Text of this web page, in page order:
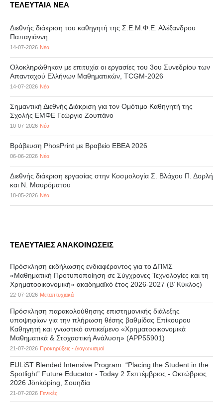
ΤΕΛΕΥΤΑΙΑ ΝΕΑ
Διεθνής διάκριση του καθηγητή της Σ.Ε.Μ.Φ.Ε. Αλέξανδρου
Παπαγιάννη
14-07-2026 Νέα
Ολοκληρώθηκαν με επιτυχία οι εργασίες του 3ου Συνεδρίου των
Απανταχού Ελλήνων Μαθηματικών, TCGM-2026
14-07-2026 Νέα
Σημαντική Διεθνής Διάκριση για τον Ομότιμο Καθηγητή της
Σχολής ΕΜΦΕ Γεώργιο Ζουπάνο
10-07-2026 Νέα
Βράβευση PhosPrint με Βραβείο ΕΒΕΑ 2026
06-06-2026 Νέα
Διεθνής διάκριση εργασίας στην Κοσμολογία Σ. Βλάχου Π. Δορλή
και Ν. Μαυρόματου
18-05-2026 Νέα
ΤΕΛΕΥΤΑΙΕΣ ΑΝΑΚΟΙΝΩΣΕΙΣ
Πρόσκληση εκδήλωσης ενδιαφέροντος για το ΔΠΜΣ
«Μαθηματική Προτυποποίηση σε Σύγχρονες Τεχνολογίες και τη
Χρηματοοικονομική» ακαδημαϊκό έτος 2026-2027 (B’ Kύκλος)
22-07-2026 Μεταπτυχιακά
Πρόσκληση παρακολούθησης επιστημονικής διάλεξης
υποψηφίων για την πλήρωση θέσης βαθμίδας Επίκουρου
Καθηγητή και γνωστικό αντικείμενο «Χρηματοοικονομικά
Μαθηματικά & Στοχαστική Ανάλυση» (APP55901)
21-07-2026 Προκηρύξεις - Διαγωνισμοί
EULiST Blended Intensive Program: “Placing the Student in the
Spotlight” Future Educator - Today 2 Σεπτέμβριος - Οκτώβριος
2026 Jönköping, Σουηδία
21-07-2026 Γενικές